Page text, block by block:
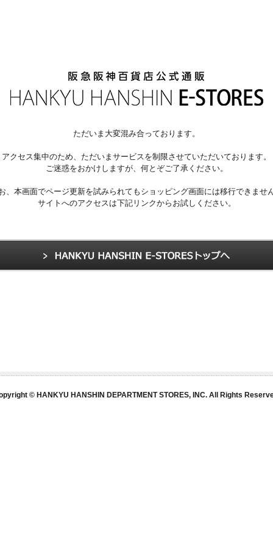
ただいま大変混み合っております。
アクセス集中のため、ただいまサービスを制限させていただいております。
ご迷惑をおかけしますが、何とぞご了承ください。
、本画面でページ更新を試みられてもショッピング画面には移行できませ
サイトへのアクセスは下記リンクからお試しください。
© HANKYU HANSHIN DEPARTMENT STORES, INC. All Rights